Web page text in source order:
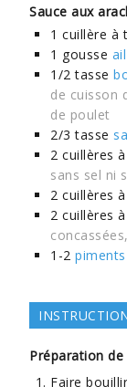
Sauce aux
1 cuillère à
1 gousse ail
1/2 tasse
de cuisson
de poulet
2/3 tasse
2 cuillères
sans sel ni
2 cuillères
2 cuillères
1-2
Préparation
Faire